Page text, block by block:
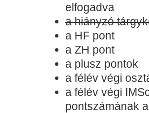
elfogadva
a hiányzó
a HF pont
a ZH pont
a plusz pontok
a félév végi
a félév végi
pontszámának